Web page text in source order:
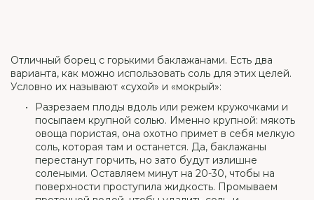
Отличный борец с горькими баклажанами. Есть два
варианта, как можно использовать соль для этих целей.
Условно их называют «сухой» и «мокрый»:
Разрезаем плоды вдоль или режем кружочками и
посыпаем крупной солью. Именно крупной: мякоть
овоща пористая, она охотно примет в себя мелкую
соль, которая там и останется. Да, баклажаны
перестанут горчить, но зато будут излишне
солеными. Оставляем минут на 20-30, чтобы на
поверхности проступила жидкость. Промываем